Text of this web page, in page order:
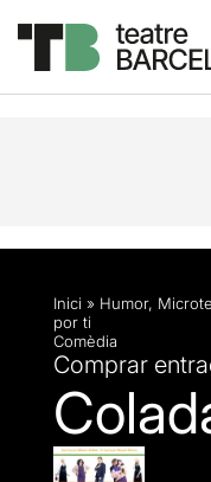
Descripció
Inici » Humor,
por ti
Comèdia
Comprar